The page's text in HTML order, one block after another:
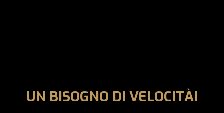
UN BISOGNO DI VELOCITÀ!